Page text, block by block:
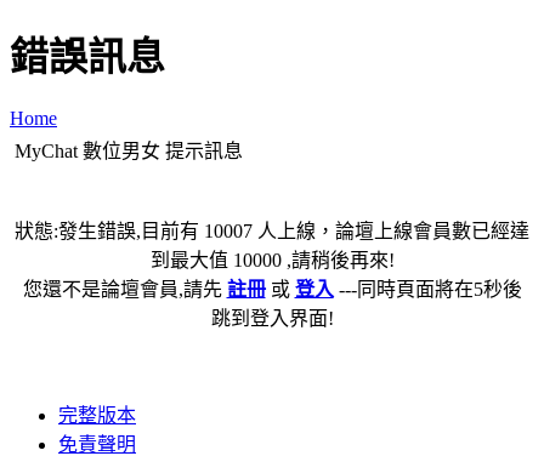
錯誤訊息
Home
MyChat 數位男女 提示訊息
狀態:發生錯誤,目前有 10007 人上線，論壇上線會員數已經達
到最大值 10000 ,請稍後再來!
您還不是論壇會員,請先 註冊或 登入 ---同時頁面將在5秒後
跳到登入界面!
完整版本
免責聲明